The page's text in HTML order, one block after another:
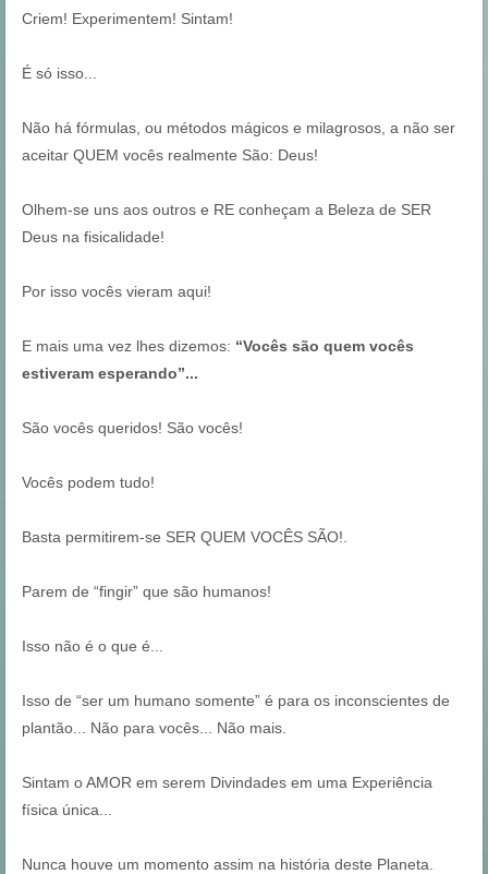
Criem! Experimentem! Sintam!
É só isso...
Não há fórmulas, ou métodos mágicos e milagrosos, a não ser
aceitar QUEM vocês realmente São: Deus!
Olhem-se uns aos outros e RE conheçam a Beleza de SER
Deus na fisicalidade!
Por isso vocês vieram aqui!
E mais uma vez lhes dizemos: “Vocês são quem vocês
estiveram esperando”...
São vocês queridos! São vocês!
Vocês podem tudo!
Basta permitirem-se SER QUEM VOCÊS SÃO!.
Parem de “fingir” que são humanos!
Isso não é o que é...
Isso de “ser um humano somente” é para os inconscientes de
plantão... Não para vocês... Não mais.
Sintam o AMOR em serem Divindades em uma Experiência
física única...
Nunca houve um momento assim na história deste Planeta.